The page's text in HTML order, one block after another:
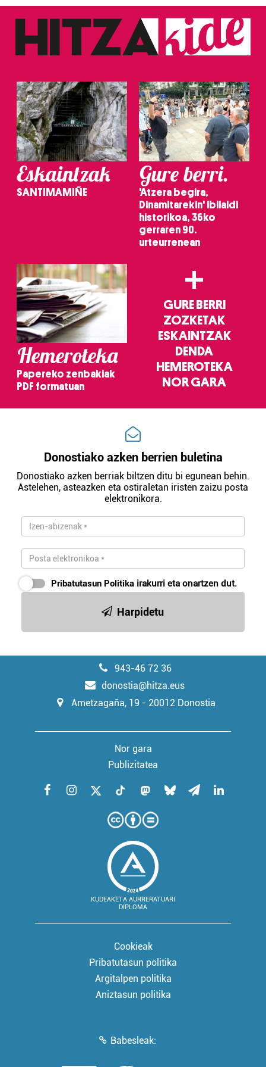
zerbitzuak hobetzeko asmoz, cookie teknologiaz
baliatzen gara. Ohar hau onartuz gero, teknologia hori
erabiltzeko baimen esplizitua ematen diguzu.Gehiago
Eskaintzak
SANTIMAMIÑE
Gure berri.
'Atzera begira,
Dinamitarekin' ibilaldi
historikoa, 36ko
gerraren 90.
urteurrenean
Hemeroteka
Papereko zenbakiak
PDF formatuan
+
GURE BERRI
ZOZKETAK
ESKAINTZAK
DENDA
HEMEROTEKA
NOR GARA
Donostiako azken berrien buletina
Donostiako azken berriak biltzen ditu bi egunean behin.
Astelehen, asteazken eta ostiraletan iristen zaizu posta
elektronikora.
Pribatutasun Politika irakurri eta onartzen dut.
Harpidetu
943-46 72 36
donostia@hitza.eus
Ametzagaña, 19 - 20012 Donostia
Nor gara
Publizitatea
KUDEAKETA AURRERATUARI
DIPLOMA
Cookieak
Pribatutasun politika
Argitalpen politika
Aniztasun politika
Babesleak: